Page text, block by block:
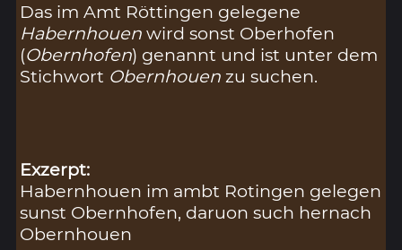
Das im Amt Röttingen gelegene
Habernhouen wird sonst Oberhofen
(Obernhofen) genannt und ist unter dem
Stichwort Obernhouen zu suchen.
Exzerpt:
Habernhouen im ambt Rotingen gelegen
sunst Obernhofen, daruon such hernach
Obernhouen